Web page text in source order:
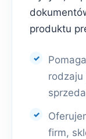
produktu
firm,